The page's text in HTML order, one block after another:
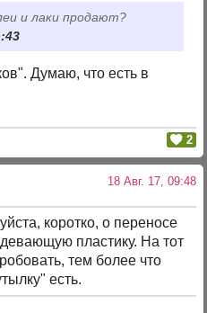
и лаки продают?
Думаю, что есть в
2
18 Авг. 17, 09:48
коротко, о переносе
пластику. На тот
тем более что
есть.